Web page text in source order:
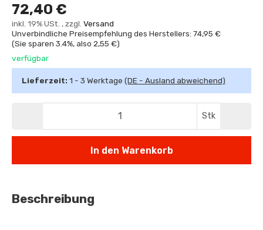
72,40 €
inkl. 19% USt. , zzgl. Versand
Unverbindliche Preisempfehlung des Herstellers: 74,95 €
(Sie sparen 3.4%, also 2,55 €)
verfügbar
Lieferzeit: 1 - 3 Werktage (DE - Ausland abweichend)
Stk
In den Warenkorb
Beschreibung